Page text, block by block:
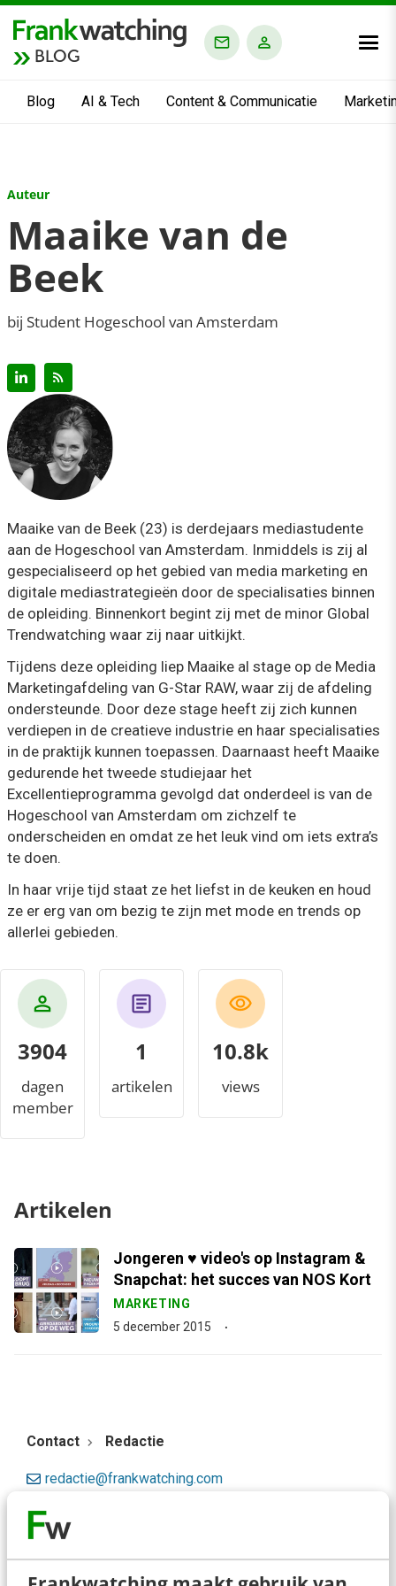
BLOG
Blog AI & Tech Content & Communicatie
Auteur
Maaike van de
Beek
bij Student Hogeschool van Amsterdam
Maaike van de Beek (23) is derdejaars mediastudente
aan de Hogeschool van Amsterdam. Inmiddels is zij al
gespecialiseerd op het gebied van media marketing en
digitale mediastrategieën door de specialisaties binnen
de opleiding. Binnenkort begint zij met de minor Global
Trendwatching waar zij naar uitkijkt.
Tijdens deze opleiding liep Maaike al stage op de Media
Marketingafdeling van G-Star RAW, waar zij de afdeling
ondersteunde. Door deze stage heeft zij zich kunnen
verdiepen in de creatieve industrie en haar specialisaties
in de praktijk kunnen toepassen. Daarnaast heeft Maaike
gedurende het tweede studiejaar het
Excellentieprogramma gevolgd dat onderdeel is van de
Hogeschool van Amsterdam om zichzelf te
onderscheiden en omdat ze het leuk vind om iets extra’s
te doen.
In haar vrije tijd staat ze het liefst in de keuken en houd
ze er erg van om bezig te zijn met mode en trends op
allerlei gebieden.
3904
dagen
member
1
artikelen
11.7k
views
Artikelen
Jongeren ♥ video's op Instagram &
Snapchat: het succes van NOS Kort
MARKETING
5 december 2015
Contact Redactie
redactie@frankwatching.com
Tarieven
Meer contactopties